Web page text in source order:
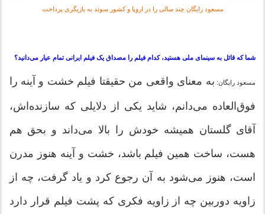
مسعود رایگان چند سالی را در اروپا و کشور سوئد به بازیگری پرداخت
شما که قائل به سینمای ملی هستید، کدام فیلم را مصداق یک فیلم ایرانی تمام عیار می‌دانید؟
مسعود رایگان: به معنای واقعی من حقیقتا فیلم خشت و آینه را
فوق‌العاده می‌دانم، شاید یکی از دلایلی که سازنده‌اش،
آقای گلستان همیشه خودش را بالا می‌داند و بحق هم
هست، ساخت همین فیلم باشد، خشت و آینه هنوز مدرن
است، هنوز می‌شود به آن رجوع کرد و یاد گرفت، چه از
زاویه دوربین چه از زاویه فکری که پشت فیلم قرار دارد